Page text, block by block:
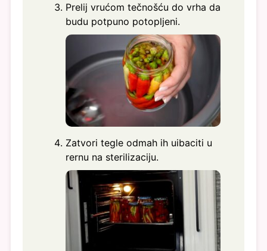
Prelij vrućom tečnošću do vrha da
budu potpuno potopljeni.
Zatvori tegle odmah ih uibaciti u
rernu na sterilizaciju.